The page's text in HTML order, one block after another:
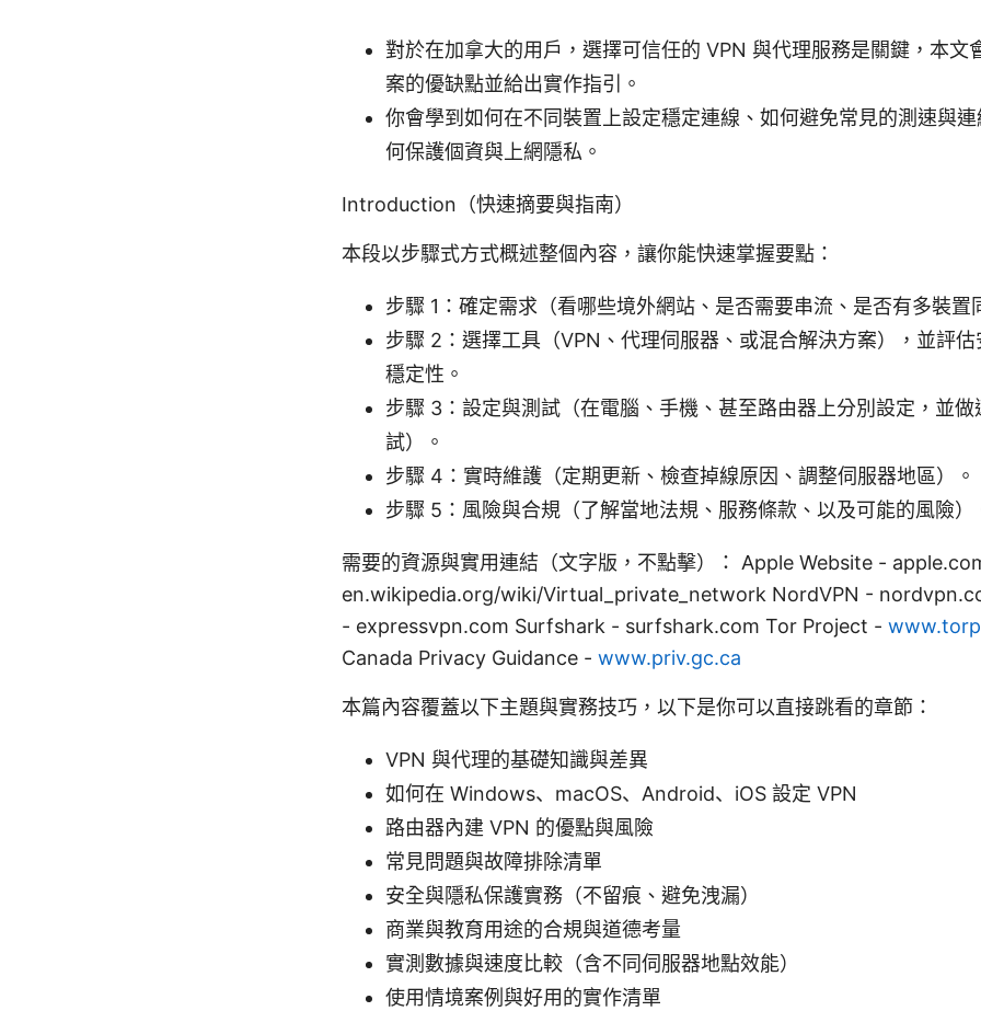
對於在加拿大的用戶，選擇可信任的 VPN 與代理服務是關鍵，本文
案的優缺點並給出實作指引。
你會學到如何在不同裝置上設定穩定連線、如何避免常見的測速與連
何保護個資與上網隱私。
Introduction（快速摘要與指南）
本段以步驟式方式概述整個內容，讓你能快速掌握要點：
步驟 1：確定需求（看哪些境外網站、是否需要串流、是否有多裝置
步驟 2：選擇工具（VPN、代理伺服器、或混合解決方案），並評
穩定性。
步驟 3：設定與測試（在電腦、手機、甚至路由器上分別設定，並做
試）。
步驟 4：實時維護（定期更新、檢查掉線原因、調整伺服器地區）。
步驟 5：風險與合規（了解當地法規、服務條款、以及可能的風險）
需要的資源與實用連結（文字版，不點擊）： Apple Website -
en.wikipedia.org/wiki/Virtual_private_network NordVPN -
- expressvpn.com Surfshark - surfshark.com Tor Project -
Canada Privacy Guidance - www.priv.gc.ca
本篇內容覆蓋以下主題與實務技巧，以下是你可以直接跳看的章節：
VPN 與代理的基礎知識與差異
如何在 Windows、macOS、Android、iOS 設定 VPN
路由器內建 VPN 的優點與風險
常見問題與故障排除清單
安全與隱私保護實務（不留痕、避免洩漏）
商業與教育用途的合規與道德考量
實測數據與速度比較（含不同伺服器地點效能）
使用情境案例與好用的實作清單